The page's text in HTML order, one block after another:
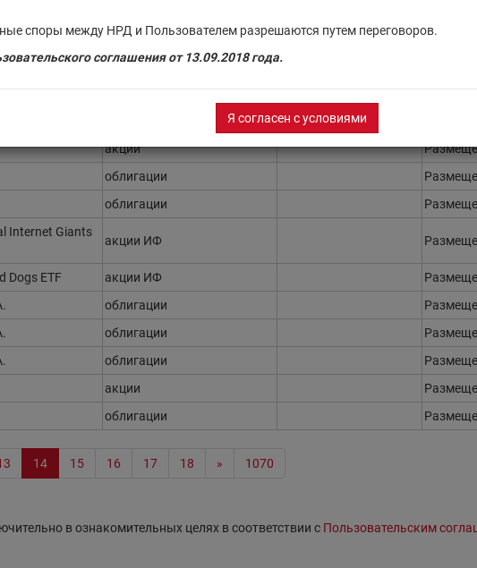
споры между НРД и Пользователем разрешаются путем переговоров.
соглашения от 13.09.2018 года.
Я согласен с условиями
Inc. акции Размещен
C.V. облигации
Inc. акции
акции
облигации
облигации
Internet Giants
акции ИФ
Dogs ETF акции ИФ
облигации
облигации
облигации
акции
облигации
14 15 16 17 18 » 1070
в ознакомительных целях в соответствии с Пользовательским